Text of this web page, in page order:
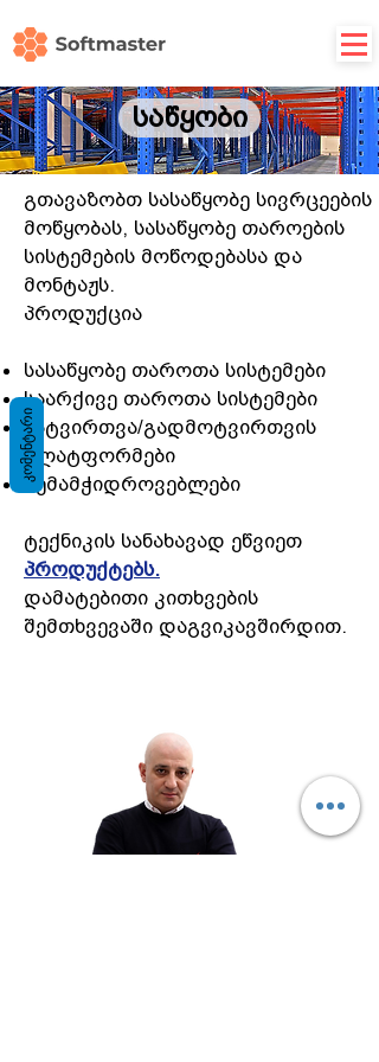
საწყობი
გთავაზობთ სასაწყობე სივრცეების
მოწყობას, სასაწყობე თაროების
სისტემების მოწოდებასა და
მონტაჟს.
პროდუქცია
სასაწყობე თაროთა სისტემები
საარქივე თაროთა სისტემები
ჩატვირთვა/გადმოტვირთვის
პლატფორმები
შემამჭიდროვებლები
ტექნიკის სანახავად ეწვიეთ
პროდუქტებს.
დამატებითი კითხვების
შემთხვევაში დაგვიკავშირდით.
ᲙᲝᲛᲔᲜᲢᲐᲠᲘ